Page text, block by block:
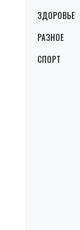
ЗДОРОВЬЕ
РАЗНОЕ
СПОРТ